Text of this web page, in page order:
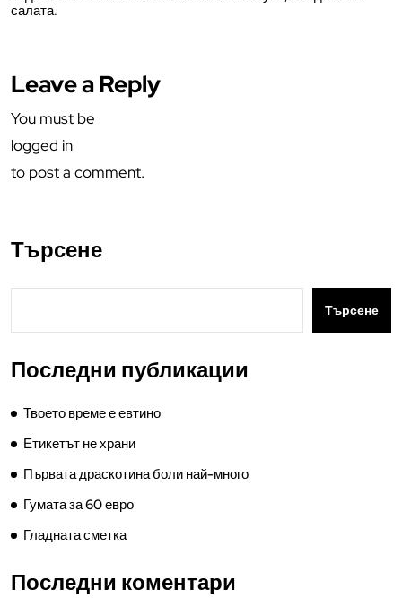
салата.
Leave a Reply
You must be
logged in
to post a comment.
Търсене
Търсене
Последни публикации
Твоето време е евтино
Етикетът не храни
Първата драскотина боли най-много
Гумата за 60 евро
Гладната сметка
Последни коментари